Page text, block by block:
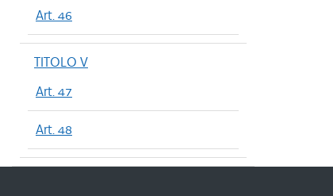
Art. 46
TITOLO V
Art. 47
Art. 48